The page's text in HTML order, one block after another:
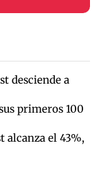
desciende a
primeros 100
alcanza el 43%,